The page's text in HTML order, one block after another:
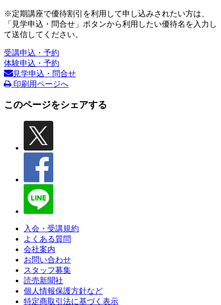
※定期講座で優待割引を利用して申し込みされたい方は、
「見学申込・問合せ」ボタンから利用したい優待名を入力し
て送信してください。
受講申込・予約
体験申込・予約
見学申込・問合せ
印刷用ページへ
このページをシェアする
入会・受講規約
よくある質問
会社案内
お問い合わせ
スタッフ募集
読売新聞社
個人情報保護方針など
特定商取引法に基づく表示